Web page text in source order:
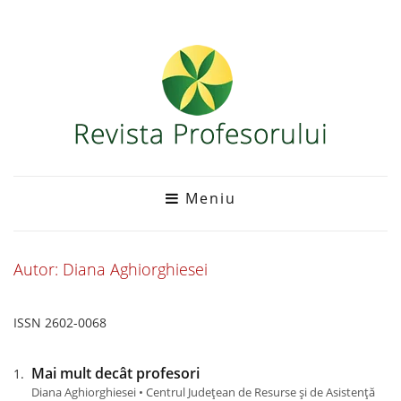
Meniu
Autor: Diana Aghiorghiesei
ISSN 2602-0068
Mai mult decât profesori
Diana Aghiorghiesei • Centrul Județean de Resurse și de Asistență